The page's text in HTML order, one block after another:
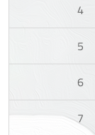
4
5
6
7